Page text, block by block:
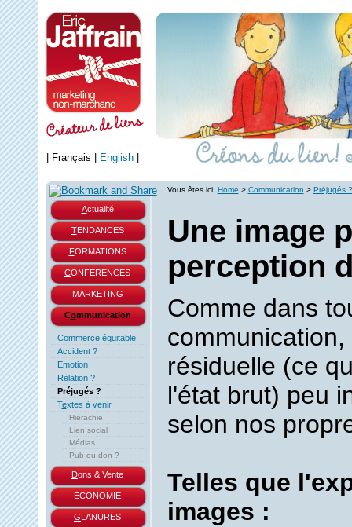
Actualité
TENDANCES
FORMATIONS
CONFERENCES
MARKETING
Communication
Commerce équitable
Accident ?
Emotion
Relation ?
Préjugés ?
Textes à venir
Hiérachie
Lien social
Médias
Pub ou don ?
Dons & Vente
ECONOMIE
GLANURES
Vous êtes ici: Home > Communication > Préjugés ?
Une image
perception
Comme dans
communication,
résiduelle (ce
l'état brut) peu
selon nos
Telles que
images :
Français English|